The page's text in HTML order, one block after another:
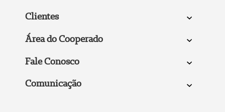
Clientes
Área do Cooperado
Fale Conosco
Comunicação